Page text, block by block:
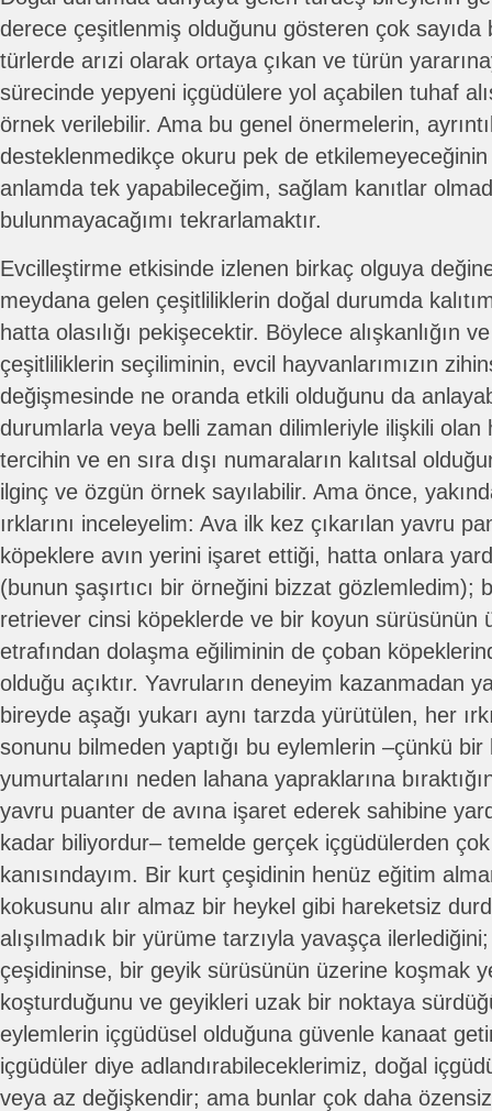
derece çeşitlenmiş olduğunu gösteren çok sayıda
türlerde arızi olarak ortaya çıkan ve türün
sürecinde yepyeni içgüdülere yol açabilen tuhaf
örnek verilebilir. Ama bu genel önermelerin,
desteklenmedikçe okuru pek de etkilemeyeceğinin
anlamda tek yapabileceğim, sağlam kanıtlar
bulunmayacağımı tekrarlamaktır.
Evcilleştirme etkisinde izlenen birkaç olguya
meydana gelen çeşitliliklerin doğal durumda
hatta olasılığı pekişecektir. Böylece alışkanlığın
çeşitliliklerin seçiliminin, evcil hayvanlarımızın
değişmesinde ne oranda etkili olduğunu da
durumlarla veya belli zaman dilimleriyle ilişkili olan
tercihin ve en sıra dışı numaraların kalıtsal
ilginç ve özgün örnek sayılabilir. Ama önce,
ırklarını inceleyelim: Ava ilk kez çıkarılan yavru
köpeklere avın yerini işaret ettiği, hatta onlara
(bunun şaşırtıcı bir örneğini bizzat gözlemledim);
retriever cinsi köpeklerde ve bir koyun sürüsünün
etrafından dolaşma eğiliminin de çoban
olduğu açıktır. Yavruların deneyim kazanmadan
bireyde aşağı yukarı aynı tarzda yürütülen, her
sonunu bilmeden yaptığı bu eylemlerin –çünkü
yumurtalarını neden lahana yapraklarına
yavru puanter de avına işaret ederek sahibine
kadar biliyordur– temelde gerçek içgüdülerden çok
kanısındayım. Bir kurt çeşidinin henüz eğitim
kokusunu alır almaz bir heykel gibi hareketsiz
alışılmadık bir yürüme tarzıyla yavaşça
çeşidininse, bir geyik sürüsünün üzerine koşmak
koşturduğunu ve geyikleri uzak bir noktaya
eylemlerin içgüdüsel olduğuna güvenle kanaat
içgüdüler diye adlandırabileceklerimiz, doğal
veya az değişkendir; ama bunlar çok daha